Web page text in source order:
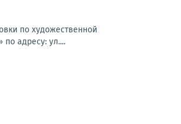
по художественной
по адресу: ул....